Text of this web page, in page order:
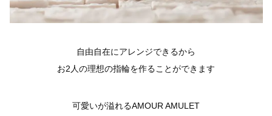
自由自在にアレンジできるから
お2人の理想の指輪を作ることができます
可愛いが溢れるAMOUR AMULET